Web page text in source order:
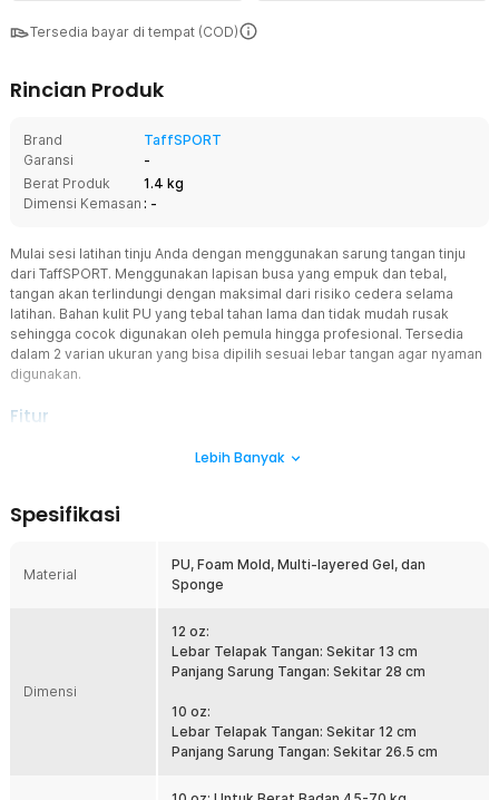
Tersedia bayar di tempat (COD)
Rincian Produk
Brand
TaffSPORT
Garansi
-
Berat Produk
1.4 kg
Dimensi Kemasan : -
Mulai sesi latihan tinju Anda dengan menggunakan sarung tangan tinju
dari TaffSPORT. Menggunakan lapisan busa yang empuk dan tebal,
tangan akan terlindungi dengan maksimal dari risiko cedera selama
latihan. Bahan kulit PU yang tebal tahan lama dan tidak mudah rusak
sehingga cocok digunakan oleh pemula hingga profesional. Tersedia
dalam 2 varian ukuran yang bisa dipilih sesuai lebar tangan agar nyaman
digunakan.
Fitur
tak perlu repot sering mengganti produk.
Bagian pergelangan sarung tangan tinju ini terbuat dari bahan mesh
yang berfungsi sebagai lubang ventilasi untuk menjaga sirkulasi
Perlindungan Maksimal
Menggunakan lapisan foam mold, gel, dan spons sebagai peredam,
kini Anda bisa berlatih aneka gerakan tinju dengan aman tanpa
khawatir cedera atau luka. Cocok digunakan oleh pemula hingga
1 Sarung Tangan untuk Semua
Lebih Banyak
Spesifikasi
Material
PU, Foam Mold, Multi-layered Gel, dan
Sponge
Dimensi
12 oz:
Lebar Telapak Tangan: Sekitar 13 cm
Panjang Sarung Tangan: Sekitar 28 cm
10 oz:
Lebar Telapak Tangan: Sekitar 12 cm
Panjang Sarung Tangan: Sekitar 26.5 cm